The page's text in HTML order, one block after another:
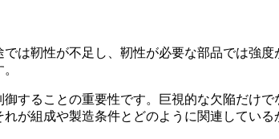
は靭性が不足し、靭性が必要な部品では強度
することの重要性です。巨視的な欠陥だけ
が組成や製造条件とどのように関連している